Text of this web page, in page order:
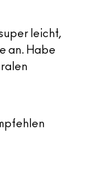
leicht,
an. Habe